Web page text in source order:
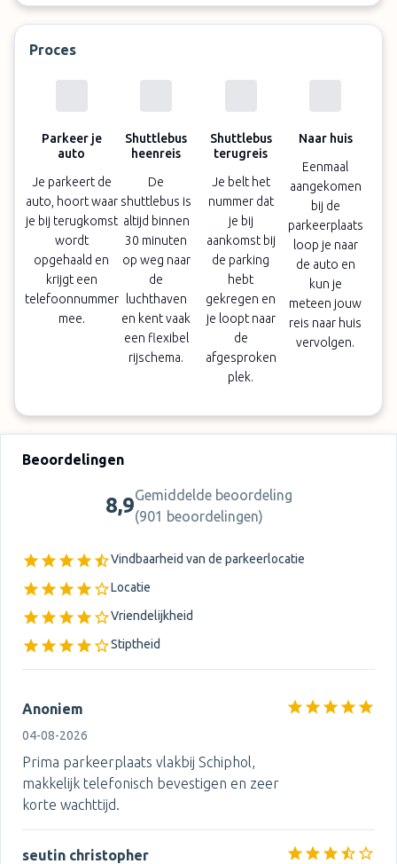
Proces
Parkeer je
auto
Je parkeert de
auto, hoort waar
je bij terugkomst
wordt
opgehaald en
krijgt een
telefoonnummer
mee.
Shuttlebus
heenreis
De
shuttlebus is
altijd binnen
30 minuten
op weg naar
de
luchthaven
en kent vaak
een flexibel
rijschema.
Shuttlebus
terugreis
Je belt het
nummer dat
je bij
aankomst bij
de parking
hebt
gekregen en
je loopt naar
de
afgesproken
plek.
Naar huis
Eenmaal
aangekomen
bij de
parkeerplaats
loop je naar
de auto en
kun je
meteen jouw
reis naar huis
vervolgen.
Beoordelingen
8,9Gemiddelde beoordeling
(901 beoordelingen)
Vindbaarheid van de parkeerlocatie
Locatie
Vriendelijkheid
Stiptheid
Anoniem
04-08-2026
Prima parkeerplaats vlakbij Schiphol,
makkelijk telefonisch bevestigen en zeer
korte wachttijd.
seutin christopher